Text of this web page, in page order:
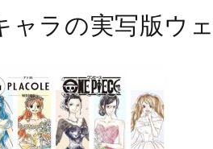
ャラの実写版ウ